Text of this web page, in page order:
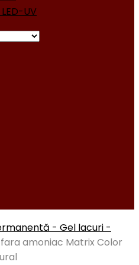
UV
- Gel lacuri -
amoniac Matrix Color